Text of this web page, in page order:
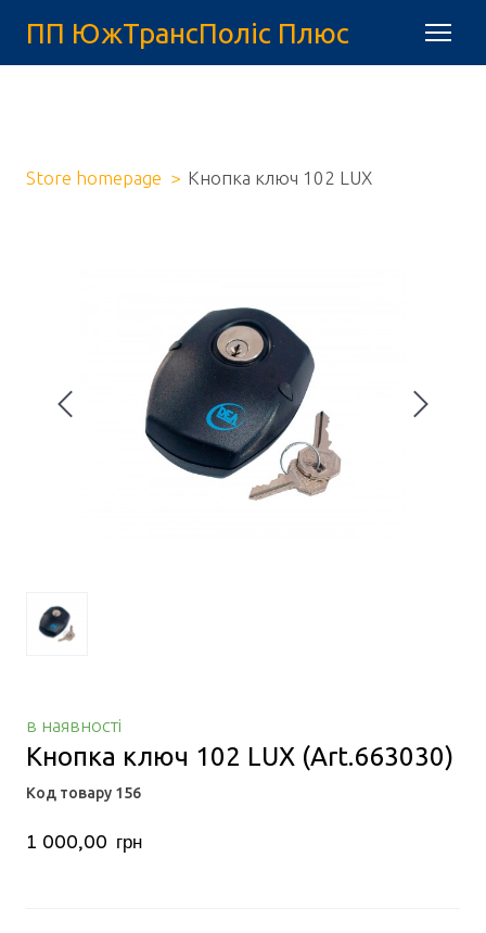
ПП ЮжТрансПоліс Плюс
Store homepage Кнопка ключ 102 LUX
в наявності
Кнопка ключ 102 LUX (Art.663030)
Код товару 156
1 000,00  грн